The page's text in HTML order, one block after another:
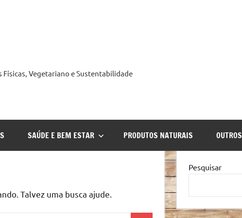
Vegetariano e Sustentabilidade
SAÚDE E BEM ESTAR PRODUTOS NATURAIS OUTROS
Talvez uma busca ajude.
Pesquisar